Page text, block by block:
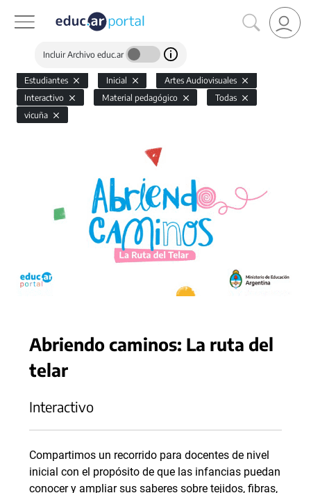
Incluir Archivo educ.ar
Estudiantes Inicial
Artes Audiovisuales
Interactivo
Material pedagógico
Todas
vicuña
Abriendo caminos: La ruta del
telar
Interactivo
Compartimos un recorrido para docentes de nivel
inicial con el propósito de que las infancias puedan
conocer y ampliar sus saberes sobre tejidos, fibras,